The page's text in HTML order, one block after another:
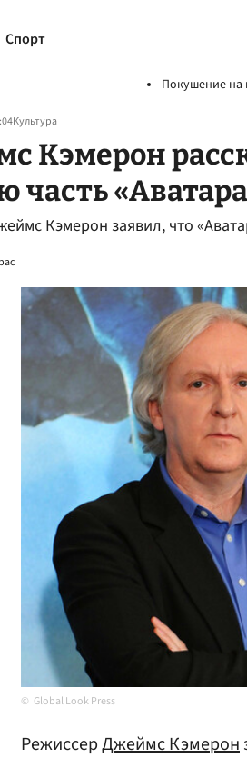
Спорт
Покушение на
Культура
Кэмерон
часть
Кэмерон заявил, что
Global Look Press
РежиссерДжеймс Кэмерон